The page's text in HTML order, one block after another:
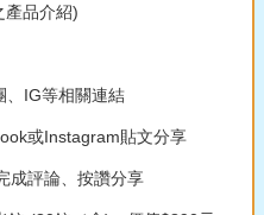
產品介紹)
、IG等相關連結
或Instagram貼文分享
成評論、按讚分享